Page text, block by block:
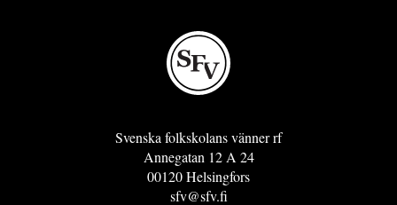
Svenska folkskolans vänner rf
Annegatan 12 A 24
00120 Helsingfors
sfv@sfv.fi